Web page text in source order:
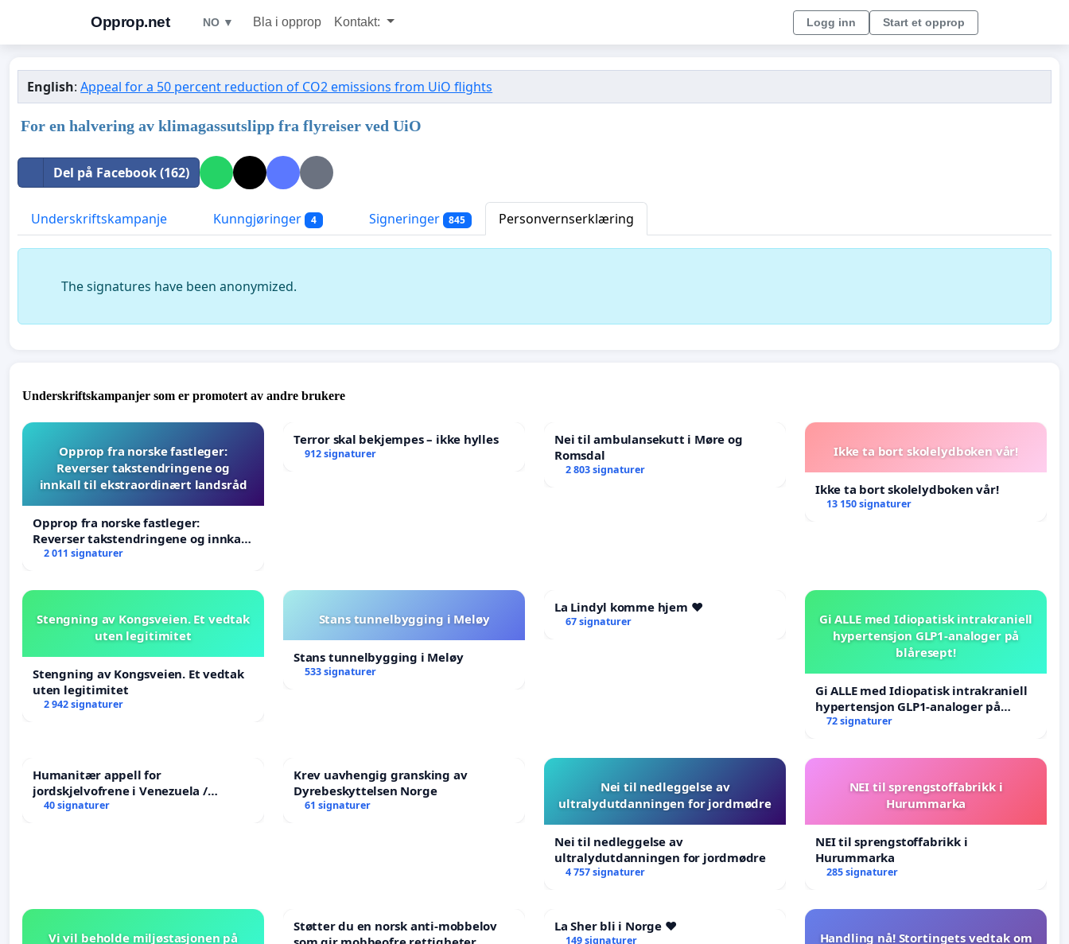
Opprop.net NO ▼ Bla i opprop Kontakt: Logg inn Start et opprop
English:Appeal for a 50 percent reduction of CO2 emissions from UiO flights
For en halvering av klimagassutslipp fra flyreiser ved UiO
Del på Facebook (162)
Underskriftskampanje Kunngjøringer 4 Signeringer 845 Personvernserklæring
The signatures have been anonymized.
Underskriftskampanjer som er promotert av andre brukere
Opprop fra norske fastleger:
Reverser takstendringene og
innkall til ekstraordinært landsråd
Opprop fra norske fastleger:
Reverser takstendringene og innkall
til ekstraordinært landsråd
2 011 signaturer
Terror skal bekjempes – ikke hylles
912 signaturer
Nei til ambulansekutt i Møre og
Romsdal
2 803 signaturer
Ikke ta bort skolelydboken vår!
Ikke ta bort skolelydboken vår!
13 150 signaturer
Stengning av Kongsveien. Et vedtak
uten legitimitet
Stengning av Kongsveien. Et vedtak
uten legitimitet
2 942 signaturer
Stans tunnelbygging i Meløy
Stans tunnelbygging i Meløy
533 signaturer
La Lindyl komme hjem ❤️
67 signaturer
Gi ALLE med Idiopatisk intrakraniell
hypertensjon GLP1-analoger på
blåresept!
Gi ALLE med Idiopatisk intrakraniell
hypertensjon GLP1-analoger på
blåresept!
72 signaturer
Humanitær appell for
jordskjelvofrene i Venezuela /
Humanitarian Appeal for the
40 signaturer
Krev uavhengig gransking av
Dyrebeskyttelsen Norge
61 signaturer
Nei til nedleggelse av
ultralydutdanningen for jordmødre
Nei til nedleggelse av
ultralydutdanningen for jordmødre
4 757 signaturer
NEI til sprengstoffabrikk i
Hurummarka
NEI til sprengstoffabrikk i
Hurummarka
285 signaturer
Vi vil beholde miljøstasjonen på
Støtter du en norsk anti-mobbelov
La Sher bli i Norge ❤️
149 signaturer
Handling nå! Stortingets vedtak om